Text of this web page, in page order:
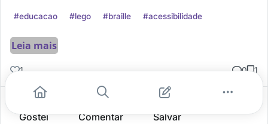
#educacao #lego #braille #acessibilidade
Leia mais
1 0 1
Gostei Comentar Salvar